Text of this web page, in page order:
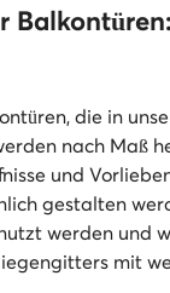
die in
nach Maß
und
gestalten
werden und
mit